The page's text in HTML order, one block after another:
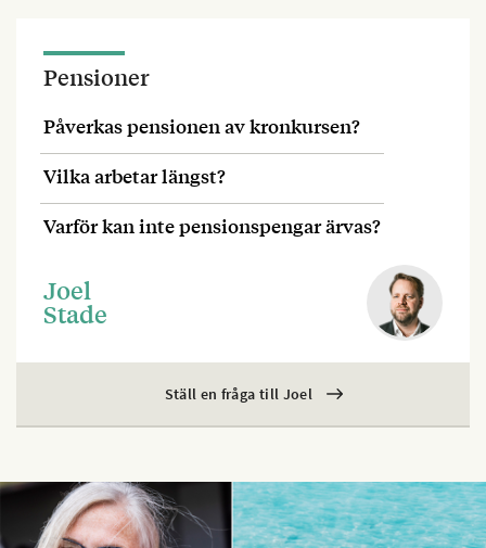
Pensioner
Påverkas pensionen av kronkursen?
Vilka arbetar längst?
Varför kan inte pensionspengar ärvas?
Joel
Stade
Ställ en fråga till Joel